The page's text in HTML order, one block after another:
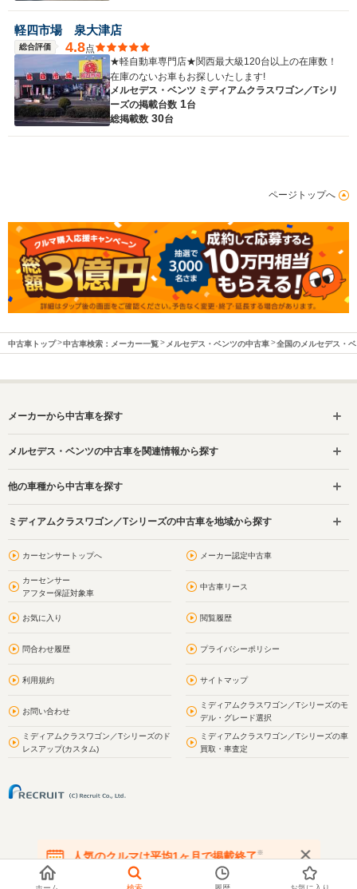
軽四市場 泉大津店
総合評価 4.8点
★軽自動車専門店★関西最大級120台以上の在庫数！
在庫のないお車もお探しいたします!
メルセデス・ベンツ ミディアムクラスワゴン／Tシリ
ーズの掲載台数 1台
総掲載数 30台
ページトップへ
中古車トップ 中古車検索：メーカー一覧 メルセデス・ベンツの中古車 全国のメルセデス・
メーカーから中古車を探す
メルセデス・ベンツの中古車を関連情報から探す
他の車種から中古車を探す
ミディアムクラスワゴン／Tシリーズの中古車を地域から探す
カーセンサートップへ メーカー認定中古車
カーセンサー
アフター保証対象車
中古車リース
お気に入り 閲覧履歴
問合わせ履歴 プライバシーポリシー
利用規約 サイトマップ
お問い合わせ
ミディアムクラスワゴン／Tシリーズのモ
デル・グレード選択
ミディアムクラスワゴン／Tシリーズのド
レスアップ(カスタム)
ミディアムクラスワゴン／Tシリーズの車
買取・車査定
人気のクルマは平均1ヶ月で掲載終了※
在庫が無くなる前にお問い合わせください